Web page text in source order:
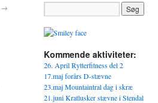
→
Kommende aktiviteter:
26. April Rytterfitness del 2
17.maj forårs D-stævne
23.maj Mountaintral dag i skræ
21.juni Kratlusker stævne i Stendal